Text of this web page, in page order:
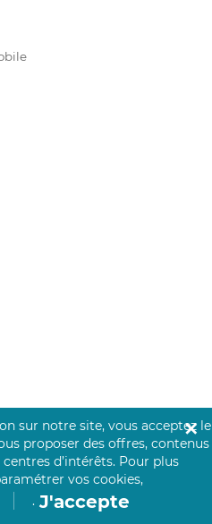
sur notre site, vous acceptez le
proposer des offres, contenus
d’intérêts. Pour plus
vos cookies,
. J'accepte
✕